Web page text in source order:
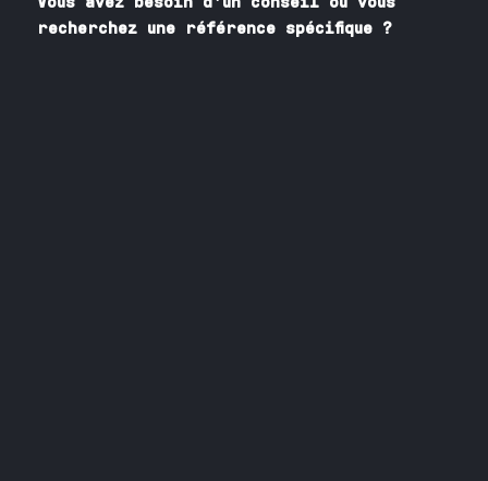
recherchez une référence spécifique ?